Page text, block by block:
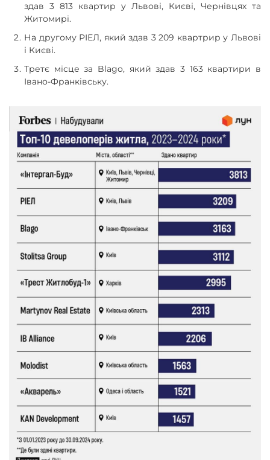
здав 3 813 квартир у Львові, Києві, Чернівцях та
Житомирі.
На другому РІЕЛ, який здав 3 209 квартрир у Львові
і Києві.
Третє місце за Blago, який здав 3 163 квартири в
Івано-Франківську.